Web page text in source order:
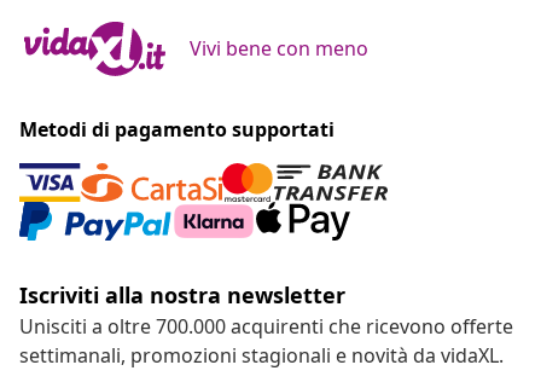
Vivi bene con meno
Metodi di pagamento supportati
Iscriviti alla nostra newsletter
Unisciti a oltre 700.000 acquirenti che ricevono offerte
settimanali, promozioni stagionali e novità da vidaXL.